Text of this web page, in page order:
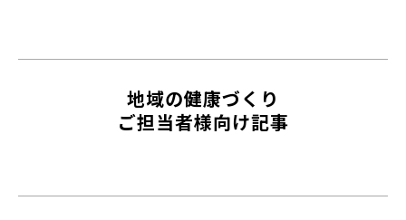
地域の健康づくり
ご担当者様向け記事